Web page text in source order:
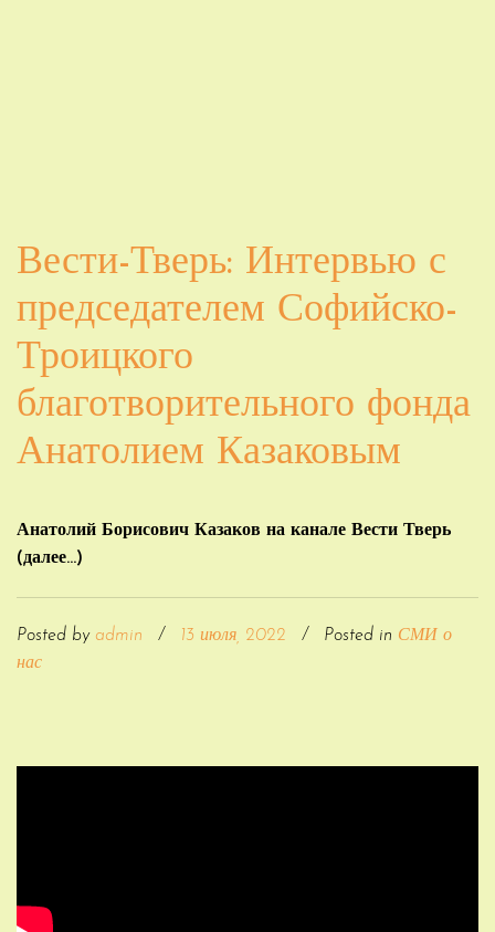
Вести-Тверь: Интервью с
председателем Софийско-
Троицкого
благотворительного фонда
Анатолием Казаковым
Анатолий Борисович Казаков на канале Вести Тверь
(далее…)
Posted by admin / 13 июля, 2022 / Posted in СМИ о
нас